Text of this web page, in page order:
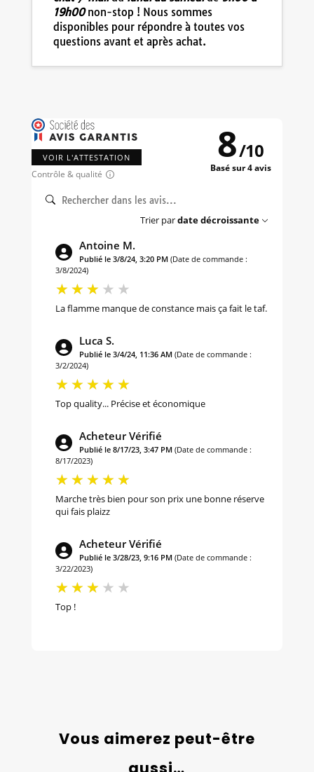
19h00non-stop ! Nous sommes
disponibles pour répondre à toutes vos
questions avant et après achat.
VOIR L'ATTESTATION
Contrôle & qualité
8/10
Basé sur 4 avis
Trier pardate décroissante
Antoine M.
Publié le 3/8/24, 3:20 PM (Date de commande :
3/8/2024)
La flamme manque de constance mais ça fait le taf.
Luca S.
Publié le 3/4/24, 11:36 AM (Date de commande :
3/2/2024)
Top quality... Précise et économique
Acheteur Vérifié
Publié le 8/17/23, 3:47 PM (Date de commande :
8/17/2023)
Marche très bien pour son prix une bonne réserve
qui fais plaizz
Acheteur Vérifié
Publié le 3/28/23, 9:16 PM (Date de commande :
3/22/2023)
Top !
Vous aimerez peut-être